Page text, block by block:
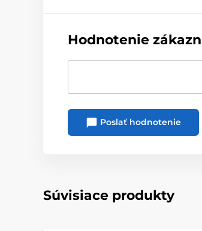
Hodnotenie
Poslať hodnotenie
Súvisiace produkty